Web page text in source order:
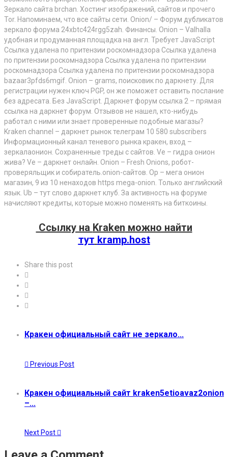
Зеркало сайта brchan. Хостинг изображений, сайтов и прочего
Tor. Напоминаем, что все сайты сети. Onion/ – Форум дубликатов
зеркало форума 24xbtc424rgg5zah. Финансы. Onion – Valhalla
удобная и продуманная площадка на англ. Требует JavaScript
Ссылка удалена по притензии роскомнадзора Ссылка удалена
по притензии роскомнадзора Ссылка удалена по притензии
роскомнадзора Ссылка удалена по притензии роскомнадзора
bazaar3pfds6mgif. Onion – grams, поисковик по даркнету. Для
регистрации нужен ключ PGP, он же поможет оставить послание
без адресата. Без JavaScript. Даркнет форум ссылка 2 – прямая
ссылка на даркнет форум. Отзывов не нашел, кто-нибудь
работал с ними или знает проверенные подобные магазы?
Kraken channel – даркнет рынок телеграм 10 580 subscribers
Информационный канал теневого рынка кракен, вход –
зеркалаонион. Сохраненные треды с сайтов. Ve – гидра онион
жива? Ve – даркнет онлайн. Onion – Fresh Onions, робот-
проверяльщик и собиратель.onion-сайтов. Op – мега онион
магазин, 9 из 10 ненаходов https mega-onion. Только английский
язык. Ub – тут слово даркнет клуб. За активность на форуме
начисляют кредиты, которые можно поменять на биткоины.
Ссылку на Kraken можно найти
тут kramp.host
Share this post
Кракен официальный сайт не зеркало...
Previous Post
Кракен официальный сайт kraken5etioavaz2onion
–...
Next Post